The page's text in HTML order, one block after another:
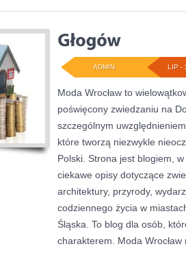
LIP -
ADMIN
Moda Wrocław to
poświęcony zwiedzaniu na
szczególnym
które tworzą niezwykle
Polski. Strona jest blogiem,
ciekawe opisy dotyczące
architektury, przyrody,
codziennego życia w
Śląska. To blog dla osób,
charakterem. Moda Wrocław